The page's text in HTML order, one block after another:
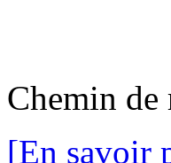
Chemin de
[En savoir